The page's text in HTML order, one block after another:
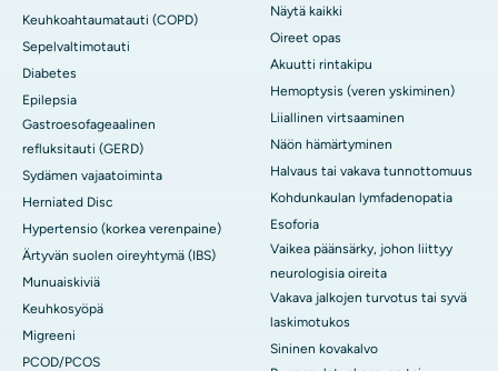
Keuhkoahtaumatauti (COPD)
Sepelvaltimotauti
Diabetes
Epilepsia
Gastroesofageaalinen
refluksitauti (GERD)
Sydämen vajaatoiminta
Herniated Disc
Hypertensio (korkea verenpaine)
Ärtyvän suolen oireyhtymä (IBS)
Munuaiskiviä
Keuhkosyöpä
Migreeni
PCOD/PCOS
Näytä kaikki
Oireet opas
Akuutti rintakipu
Hemoptysis (veren yskiminen)
Liiallinen virtsaaminen
Näön hämärtyminen
Halvaus tai vakava tunnottomuus
Kohdunkaulan lymfadenopatia
Esoforia
Vaikea päänsärky, johon liittyy
neurologisia oireita
Vakava jalkojen turvotus tai syvä
laskimotukos
Sininen kovakalvo